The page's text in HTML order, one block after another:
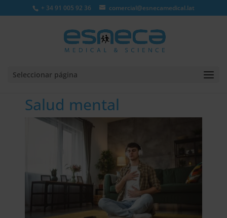
+ 34 91 005 92 36 comercial@esnecamedical.lat
Seleccionar página
Salud mental